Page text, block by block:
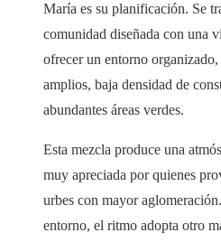
María es su planificación. Se
comunidad diseñada con una
ofrecer un entorno organizado,
amplios, baja densidad de
abundantes áreas verdes.
Esta mezcla produce una
muy apreciada por quienes
urbes con mayor
entorno, el ritmo adopta otro